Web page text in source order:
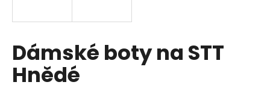
Dámské boty na STT
Hnědé
í
t
?